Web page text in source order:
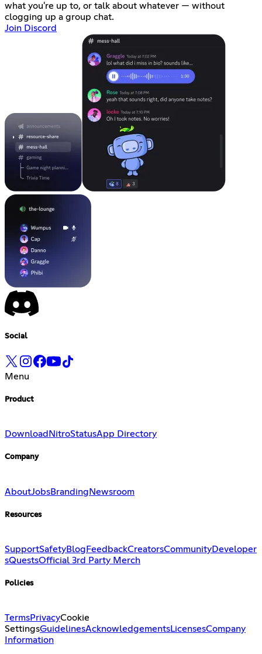
what you're up to, or talk about whatever — without
clogging up a group chat.
Join Discord
Social
Menu
Product
Download NitroStatusApp Directory
Company
AboutJobsBrandingNewsroom
Resources
SupportSafetyBlog FeedbackCreatorsCommunityDeveloper
sQuestsOfficial 3rd Party Merch
Policies
TermsPrivacyCookie
SettingsGuidelinesAcknowledgementsLicensesCompany
Information